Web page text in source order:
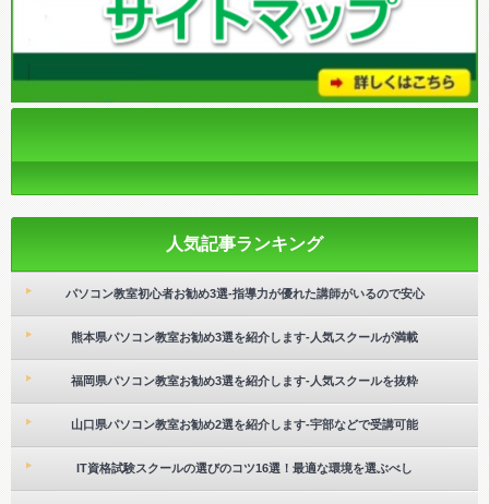
人気記事ランキング
パソコン教室初心者お勧め3選-指導力が優れた講師がいるので安心
熊本県パソコン教室お勧め3選を紹介します-人気スクールが満載
福岡県パソコン教室お勧め3選を紹介します-人気スクールを抜粋
山口県パソコン教室お勧め2選を紹介します-宇部などで受講可能
IT資格試験スクールの選びのコツ16選！最適な環境を選ぶべし